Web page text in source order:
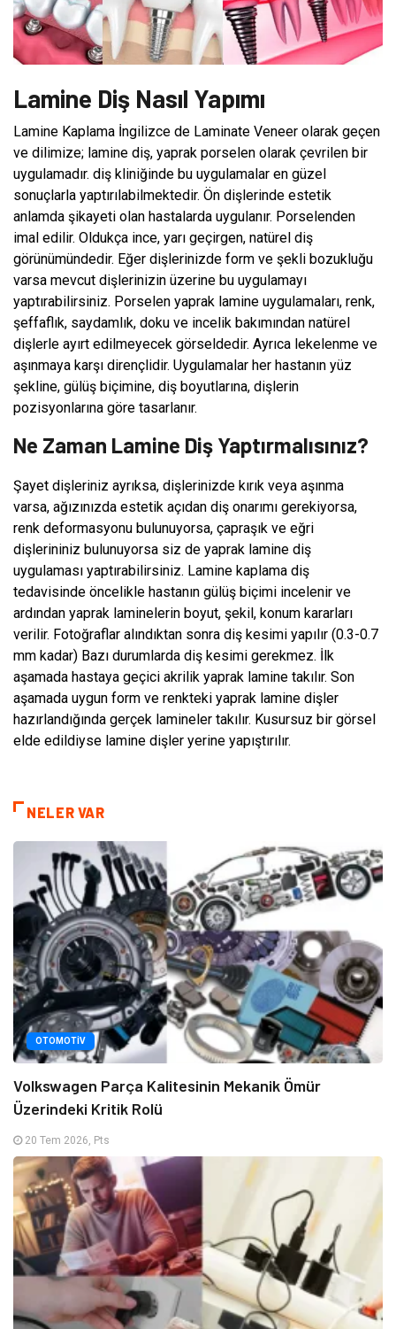
Lamine Diş Nasıl Yapımı
Lamine Kaplama İngilizce de Laminate Veneer olarak geçen
ve dilimize; lamine diş, yaprak porselen olarak çevrilen bir
uygulamadır. diş kliniğinde bu uygulamalar en güzel
sonuçlarla yaptırılabilmektedir. Ön dişlerinde estetik
anlamda şikayeti olan hastalarda uygulanır. Porselenden
imal edilir. Oldukça ince, yarı geçirgen, natürel diş
görünümündedir. Eğer dişlerinizde form ve şekli bozukluğu
varsa mevcut dişlerinizin üzerine bu uygulamayı
yaptırabilirsiniz. Porselen yaprak lamine uygulamaları, renk,
şeffaflık, saydamlık, doku ve incelik bakımından natürel
dişlerle ayırt edilmeyecek görseldedir. Ayrıca lekelenme ve
aşınmaya karşı dirençlidir. Uygulamalar her hastanın yüz
şekline, gülüş biçimine, diş boyutlarına, dişlerin
pozisyonlarına göre tasarlanır.
Ne Zaman Lamine Diş Yaptırmalısınız?
Şayet dişleriniz ayrıksa, dişlerinizde kırık veya aşınma
varsa, ağızınızda estetik açıdan diş onarımı gerekiyorsa,
renk deformasyonu bulunuyorsa, çapraşık ve eğri
dişlerininiz bulunuyorsa siz de yaprak lamine diş
uygulaması yaptırabilirsiniz. Lamine kaplama diş
tedavisinde öncelikle hastanın gülüş biçimi incelenir ve
ardından yaprak laminelerin boyut, şekil, konum kararları
verilir. Fotoğraflar alındıktan sonra diş kesimi yapılır (0.3-0.7
mm kadar) Bazı durumlarda diş kesimi gerekmez. İlk
aşamada hastaya geçici akrilik yaprak lamine takılır. Son
aşamada uygun form ve renkteki yaprak lamine dişler
hazırlandığında gerçek lamineler takılır. Kusursuz bir görsel
elde edildiyse lamine dişler yerine yapıştırılır.
NELER VAR
OTOMOTIV
Volkswagen Parça Kalitesinin Mekanik Ömür
Üzerindeki Kritik Rolü
20 Tem 2026, Pts